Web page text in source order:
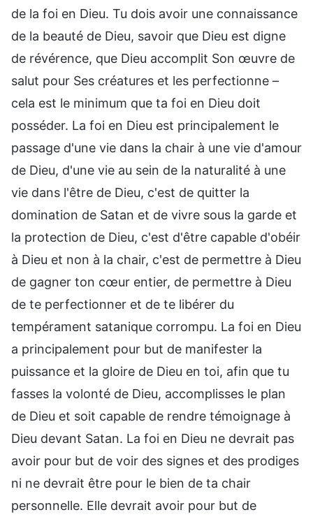
de la foi en Dieu. Tu dois avoir une connaissance
de la beauté de Dieu, savoir que Dieu est digne
de révérence, que Dieu accomplit Son œuvre de
salut pour Ses créatures et les perfectionne –
cela est le minimum que ta foi en Dieu doit
posséder. La foi en Dieu est principalement le
passage d'une vie dans la chair à une vie d'amour
de Dieu, d'une vie au sein de la naturalité à une
vie dans l'être de Dieu, c'est de quitter la
domination de Satan et de vivre sous la garde et
la protection de Dieu, c'est d'être capable d'obéir
à Dieu et non à la chair, c'est de permettre à Dieu
de gagner ton cœur entier, de permettre à Dieu
de te perfectionner et de te libérer du
tempérament satanique corrompu. La foi en Dieu
a principalement pour but de manifester la
puissance et la gloire de Dieu en toi, afin que tu
fasses la volonté de Dieu, accomplisses le plan
de Dieu et soit capable de rendre témoignage à
Dieu devant Satan. La foi en Dieu ne devrait pas
avoir pour but de voir des signes et des prodiges
ni ne devrait être pour le bien de ta chair
personnelle. Elle devrait avoir pour but de